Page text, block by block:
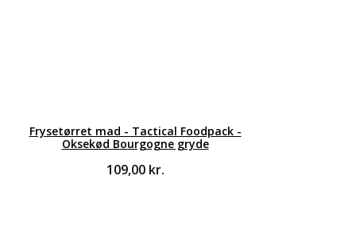
Frysetørret mad - Tactical Foodpack -
Oksekød Bourgogne gryde
109,00 kr.